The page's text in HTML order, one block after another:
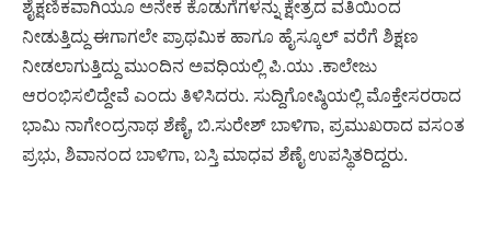
ಶೈಕ್ಷಣಿಕವಾಗಿಯೂ ಅನೇಕ ಕೊಡುಗೆಗಳನ್ನು ಕ್ಷೇತ್ರದ ವತಿಯಿಂದ
ನೀಡುತ್ತಿದ್ದು ಈಗಾಗಲೇ ಪ್ರಾಥಮಿಕ ಹಾಗೂ ಹೈಸ್ಕೂಲ್ ವರೆಗೆ ಶಿಕ್ಷಣ
ನೀಡಲಾಗುತ್ತಿದ್ದು ಮುಂದಿನ ಅವಧಿಯಲ್ಲಿ ಪಿ.ಯು .ಕಾಲೇಜು
ಆರಂಭಿಸಲಿದ್ದೇವೆ ಎಂದು ತಿಳಿಸಿದರು. ಸುದ್ದಿಗೋಷ್ಠಿಯಲ್ಲಿ ಮೊಕ್ತೇಸರರಾದ
ಭಾಮಿ ನಾಗೇಂದ್ರನಾಥ ಶೆಣೈ, ಬಿ.ಸುರೇಶ್ ಬಾಳಿಗಾ, ಪ್ರಮುಖರಾದ ವಸಂತ
ಪ್ರಭು, ಶಿವಾನಂದ ಬಾಳಿಗಾ, ಬಸ್ತಿ ಮಾಧವ ಶೆಣೈ ಉಪಸ್ಥಿತರಿದ್ದರು.